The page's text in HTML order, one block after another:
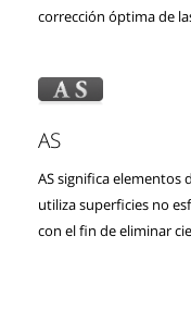
corrección óptima de
AS
AS significa elementos
utiliza superficies no
con el fin de eliminar